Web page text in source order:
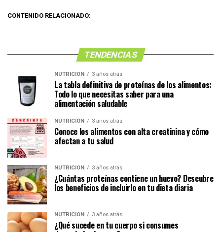
CONTENIDO RELACIONADO:
TENDENCIAS
NUTRICIÓN 3 años atrás
La tabla definitiva de proteínas de los alimentos:
Todo lo que necesitas saber para una
alimentación saludable
NUTRICIÓN 3 años atrás
Conoce los alimentos con alta creatinina y cómo
afectan a tu salud
NUTRICIÓN 3 años atrás
¿Cuántas proteínas contiene un huevo? Descubre
los beneficios de incluirlo en tu dieta diaria
NUTRICIÓN 3 años atrás
¿Qué sucede en tu cuerpo si consumes